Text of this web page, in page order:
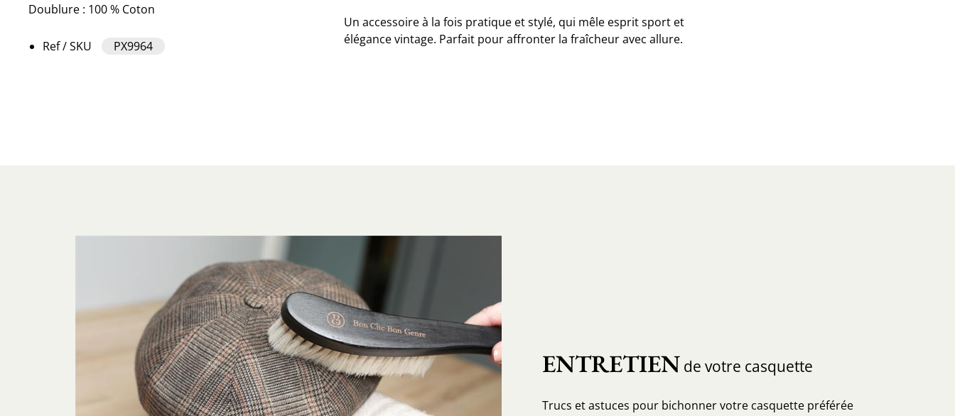
Doublure : 100 % Coton
Ref / SKU PX9964
Un accessoire à la fois pratique et stylé, qui mêle esprit sport et
élégance vintage. Parfait pour affronter la fraîcheur avec allure.
ENTRETIEN de votre casquette
Trucs et astuces pour bichonner votre casquette préférée